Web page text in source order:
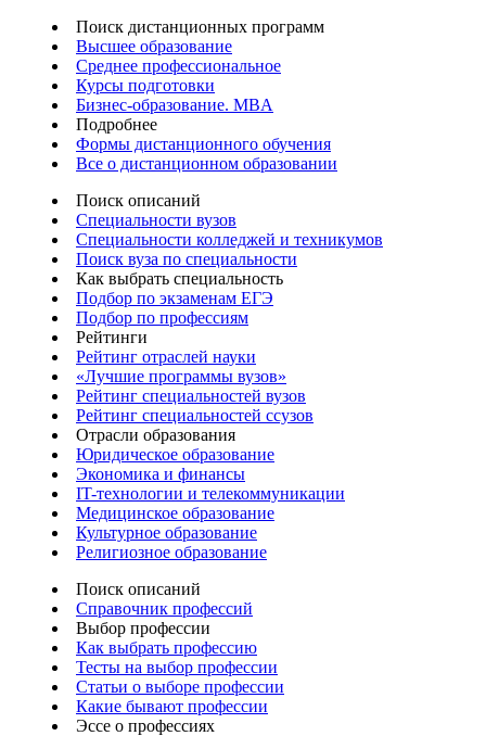
Поиск дистанционных программ
Высшее образование
Среднее профессиональное
Курсы подготовки
Бизнес-образование. MBA
Подробнее
Формы дистанционного обучения
Все о дистанционном образовании
Поиск описаний
Специальности вузов
Специальности колледжей и техникумов
Поиск вуза по специальности
Как выбрать специальность
Подбор по экзаменам ЕГЭ
Подбор по профессиям
Рейтинги
Рейтинг отраслей науки
«Лучшие программы вузов»
Рейтинг специальностей вузов
Рейтинг специальностей ссузов
Отрасли образования
Юридическое образование
Экономика и финансы
IT-технологии и телекоммуникации
Медицинское образование
Культурное образование
Религиозное образование
Поиск описаний
Справочник профессий
Выбор профессии
Как выбрать профессию
Тесты на выбор профессии
Статьи о выборе профессии
Какие бывают профессии
Эссе о профессиях